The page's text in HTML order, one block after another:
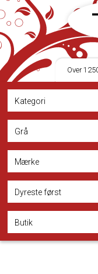
Over
Kategori
Grå
Mærke
Dyreste først
Butik